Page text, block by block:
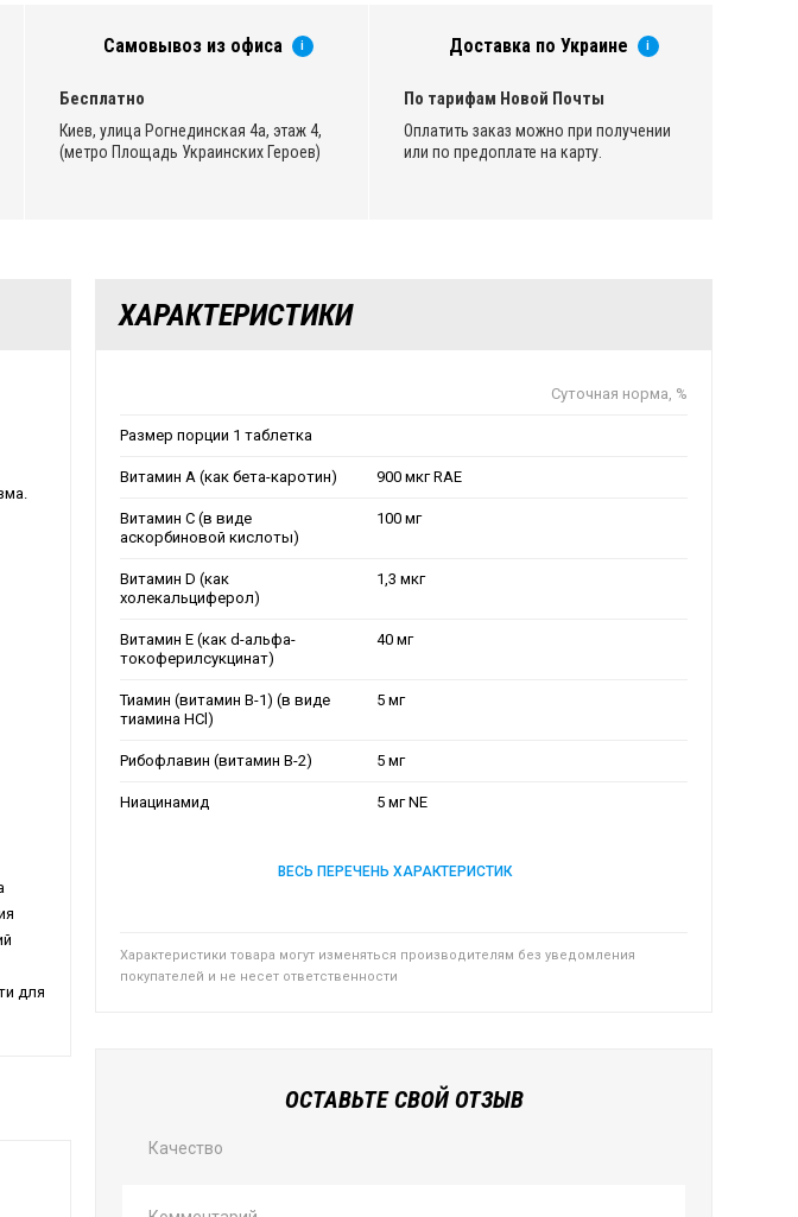
Самовывоз из офиса i
Бесплатно
Киев, улица Рогнединская 4а, этаж 4,
(метро Площадь Украинских Героев)
Доставка по Украине i
По тарифам Новой Почты
Оплатить заказ можно при получении
или по предоплате на карту.
для
ХАРАКТЕРИСТИКИ
Суточная норма, %
Размер порции 1 таблетка
Витамин А (как бета-каротин) 900 мкг RAE
Витамин С (в виде
аскорбиновой кислоты)
100 мг
Витамин D (как
холекальциферол)
1,3 мкг
Витамин Е (как d-альфа-
токоферилсукцинат)
40 мг
Тиамин (витамин B-1) (в виде
тиамина HCl)
5 мг
Рибофлавин (витамин B-2) 5 мг
Ниацинамид 5 мг NE
ВЕСЬ ПЕРЕЧЕНЬ ХАРАКТЕРИСТИК
Характеристики товара могут изменяться производителям без уведомления
покупателей и не несет ответственности
ОСТАВЬТЕ СВОЙ ОТЗЫВ
Качество